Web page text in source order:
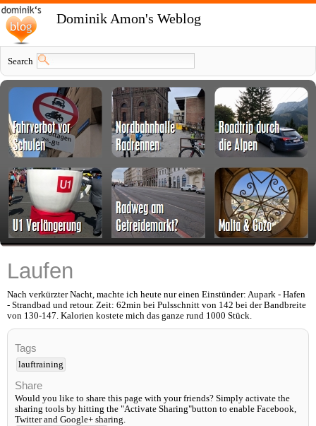
Dominik Amon's Weblog
Search
Laufen
Nach verkürzter Nacht, machte ich heute nur einen Einstünder: Aupark - Hafen
- Strandbad und retour. Zeit: 62min bei Pulsschnitt von 142 bei der Bandbreite
von 130-147. Kalorien kostete mich das ganze rund 1000 Stück.
Tags
lauftraining
Share
Would you like to share this page with your friends? Simply activate the
sharing tools by hitting the "Activate Sharing"button to enable Facebook,
Twitter and Google+ sharing.